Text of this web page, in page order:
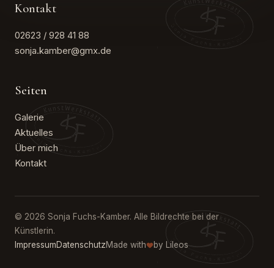
Kontakt
02623 / 928 41 88
sonja.kamber@gmx.de
Seiten
Galerie
Aktuelles
Über mich
Kontakt
© 2026 Sonja Fuchs-Kamber. Alle Bildrechte bei der
Künstlerin.
ImpressumDatenschutzMade with by Lileos